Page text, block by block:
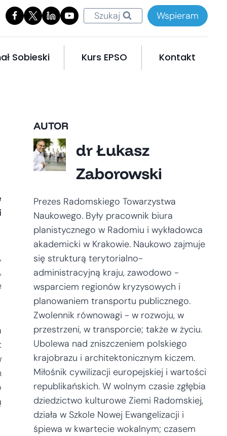
Szukaj Wspieram
Sobieski Kurs EPSO Kontakt
AUTOR
dr Łukasz
Zaborowski
Prezes Radomskiego Towarzystwa
Naukowego. Były pracownik biura
planistycznego w Radomiu i wykładowca
akademicki w Krakowie. Naukowo zajmuje
się strukturą terytorialno-
administracyjną kraju, zawodowo -
wsparciem regionów kryzysowych i
planowaniem transportu publicznego.
Zwolennik równowagi - w rozwoju, w
przestrzeni, w transporcie; także w życiu.
Ubolewa nad zniszczeniem polskiego
krajobrazu i architektonicznym kiczem.
Miłośnik cywilizacji europejskiej i wartości
republikańskich. W wolnym czasie zgłębia
dziedzictwo kulturowe Ziemi Radomskiej,
działa w Szkole Nowej Ewangelizacji i
śpiewa w kwartecie wokalnym; czasem